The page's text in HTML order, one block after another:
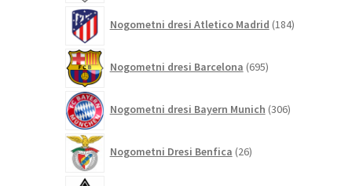
Nogometni dresi Atletico Madrid 184izdelkov
Nogometni dresi Barcelona 695izdelkov
Nogometni dresi Bayern Munich 306izdelkov
Nogometni Dresi Benfica 26izdelkov